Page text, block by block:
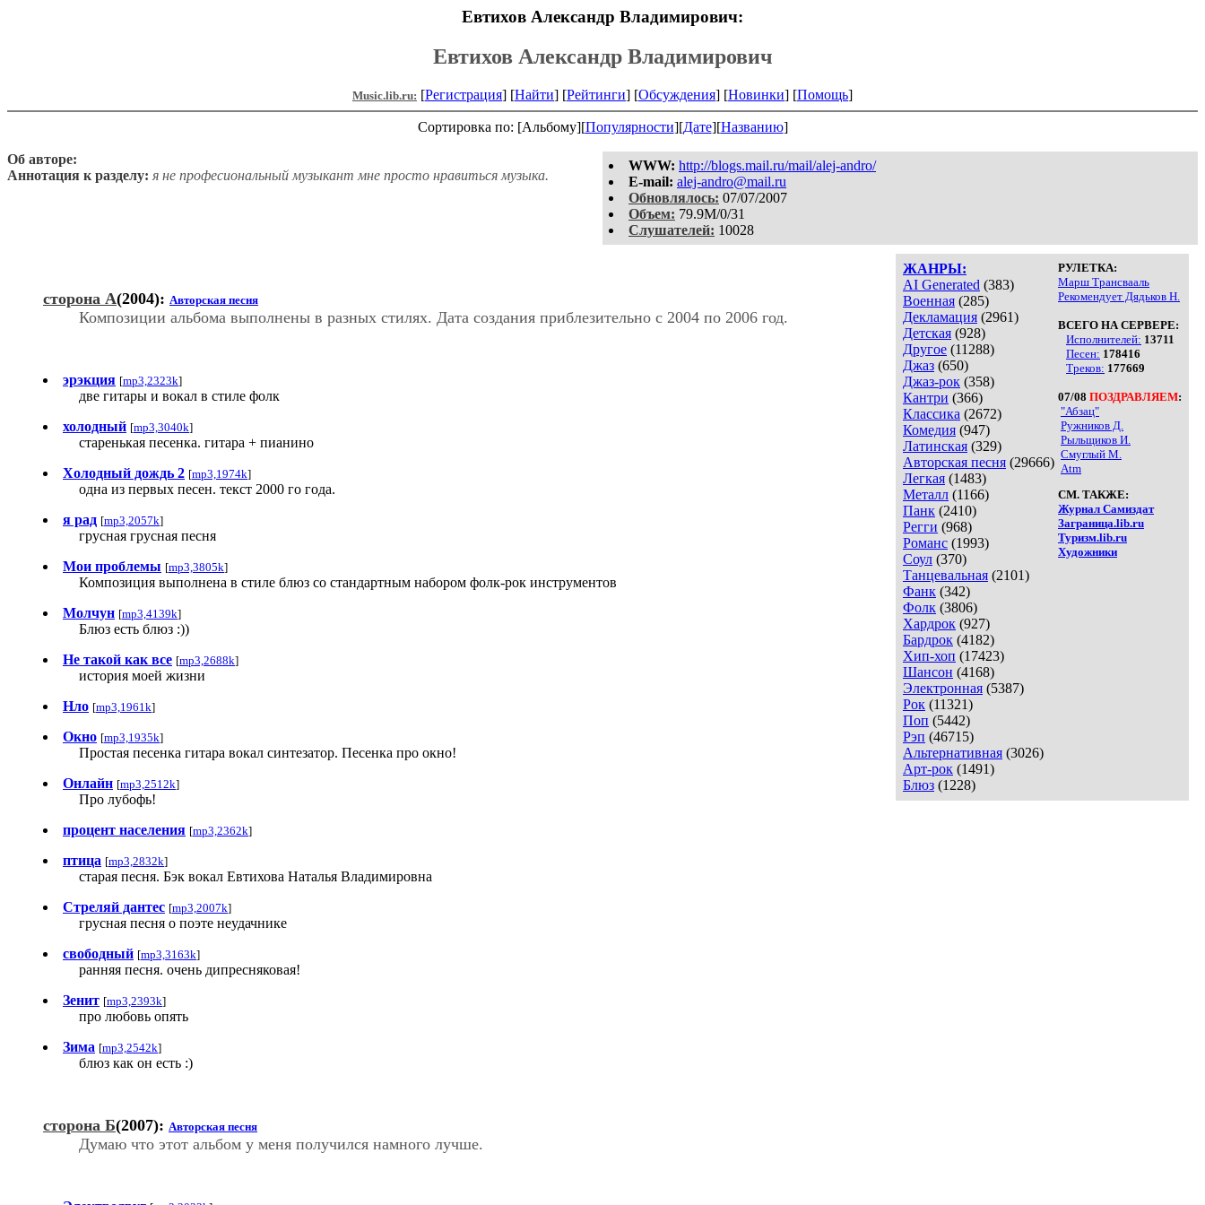
Евтихов Александр Владимирович:
Евтихов Александр Владимирович
Music.lib.ru: [Регистрация] [Найти] [Рейтинги] [Обсуждения] [Новинки] [Помощь]
Сортировка по: [Альбому][Популярности][Дате][Названию]
WWW: http://blogs.mail.ru/mail/alej-andro/
E-mail: alej-andro@mail.ru
Обновлялось: 07/07/2007
Объем: 79.9M/0/31
Слушателей: 10028
Об авторе:
Аннотация к разделу: я не професиональный музыкант мне просто нравиться музыка.
ЖАНРЫ:
AI Generated (383)
Военная (285)
Декламация (2961)
Детская (928)
Другое (11288)
Джаз (650)
Джаз-рок (358)
Кантри (366)
Классика (2672)
Комедия (947)
Латинская (329)
Авторская песня (29666)
Легкая (1483)
Металл (1166)
Панк (2410)
Регги (968)
Романс (1993)
Соул (370)
Танцевальная (2101)
Фанк (342)
Фолк (3806)
Хардрок (927)
Бардрок (4182)
Хип-хоп (17423)
Шансон (4168)
Электронная (5387)
Рок (11321)
Поп (5442)
Рэп (46715)
Альтернативная (3026)
Арт-рок (1491)
Блюз (1228)
РУЛЕТКА:
Марш Трансвааль
Рекомендует Дядьков Н.
ВСЕГО НА СЕРВЕРЕ:
Исполнителей: 13711
Песен: 178416
Треков: 177669
07/08 ПОЗДРАВЛЯЕМ:
"Абзац"
Ружников Д.
Рыльщиков И.
Смуглый М.
Atm
СМ. ТАКЖЕ:
Журнал Самиздат
Заграница.lib.ru
Туризм.lib.ru
Художники
сторона А(2004): Авторская песня
Композиции альбома выполнены в разных стилях. Дата создания приблезительно с 2004 по 2006 год.
эрэкция [mp3,2323k]
две гитары и вокал в стиле фолк
холодный [mp3,3040k]
старенькая песенка. гитара + пианино
Холодный дождь 2 [mp3,1974k]
одна из первых песен. текст 2000 го года.
я рад [mp3,2057k]
грусная грусная песня
Мои проблемы [mp3,3805k]
Композиция выполнена в стиле блюз со стандартным набором фолк-рок инструментов
Молчун [mp3,4139k]
Блюз есть блюз :))
Не такой как все [mp3,2688k]
история моей жизни
Нло [mp3,1961k]
Окно [mp3,1935k]
Простая песенка гитара вокал синтезатор. Песенка про окно!
Онлайн [mp3,2512k]
Про лубофь!
процент населения [mp3,2362k]
птица [mp3,2832k]
старая песня. Бэк вокал Евтихова Наталья Владимировна
Стреляй дантес [mp3,2007k]
грусная песня о поэте неудачнике
свободный [mp3,3163k]
ранняя песня. очень дипресняковая!
Зенит [mp3,2393k]
про любовь опять
Зима [mp3,2542k]
блюз как он есть :)
сторона Б(2007): Авторская песня
Думаю что этот альбом у меня получился намного лучше.